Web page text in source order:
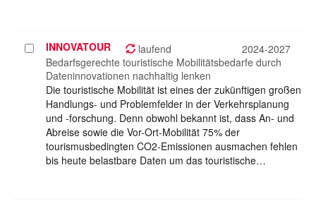
Projekt
auswählen
INNOVATOUR laufend
2024-2027
Bedarfsgerechte touristische Mobilitätsbedarfe durch
Dateninnovationen nachhaltig lenken
Die touristische Mobilität ist eines der zukünftigen großen
Handlungs- und Problemfelder in der Verkehrsplanung
und -forschung. Denn obwohl bekannt ist, dass An- und
Abreise sowie die Vor-Ort-Mobilität 75% der
tourismusbedingten CO2-Emissionen ausmachen fehlen
bis heute belastbare Daten um das touristische…